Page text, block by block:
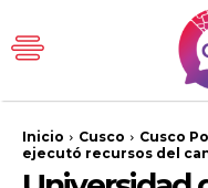
Inicio Cusco Cusco
ejecutó recursos del